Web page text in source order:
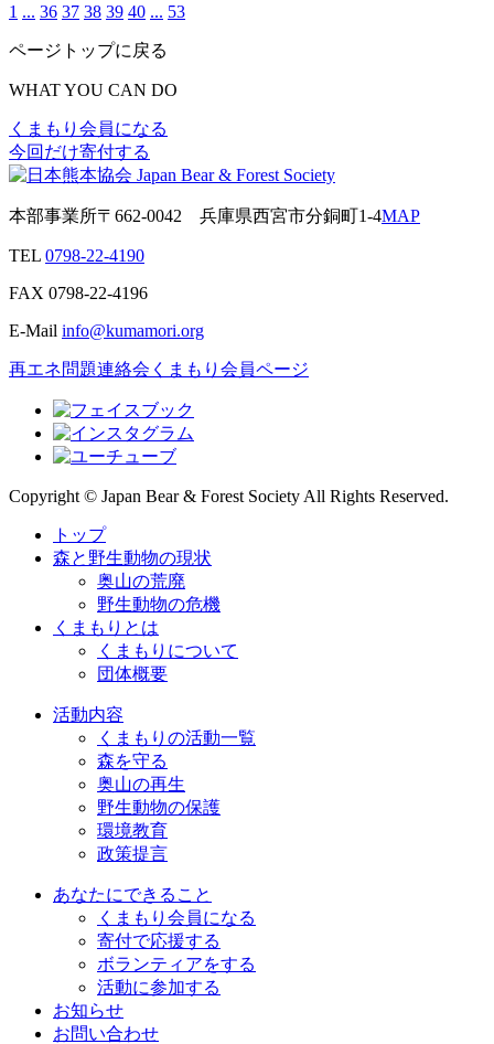
1 ... 36 37 38 39 40 ... 53
ページトップに戻る
WHAT YOU CAN DO
くまもり会員になる
今回だけ寄付する
本部事業所〒662-0042 兵庫県西宮市分銅町1-4MAP
TEL 0798-22-4190
FAX 0798-22-4196
E-Mail info@kumamori.org
再エネ問題連絡会 くまもり会員ページ
Copyright © Japan Bear & Forest Society All Rights Reserved.
トップ
森と野生動物の現状
奥山の荒廃
野生動物の危機
くまもりとは
くまもりについて
団体概要
活動内容
くまもりの活動一覧
森を守る
奥山の再生
野生動物の保護
環境教育
政策提言
あなたにできること
くまもり会員になる
寄付で応援する
ボランティアをする
活動に参加する
お知らせ
お問い合わせ